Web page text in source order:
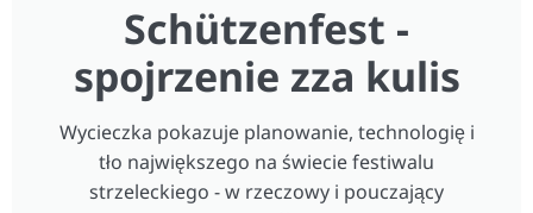
Schützenfest -
spojrzenie zza kulis
Wycieczka pokazuje planowanie, technologię i
tło największego na świecie festiwalu
strzeleckiego - w rzeczowy i pouczający